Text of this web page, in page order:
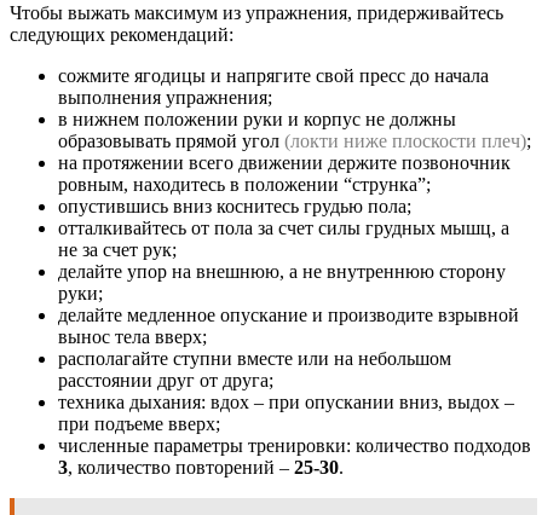
Чтобы выжать максимум из упражнения, придерживайтесь
следующих рекомендаций:
сожмите ягодицы и напрягите свой пресс до начала
выполнения упражнения;
в нижнем положении руки и корпус не должны
образовывать прямой угол (локти ниже плоскости плеч);
на протяжении всего движении держите позвоночник
ровным, находитесь в положении “струнка”;
опустившись вниз коснитесь грудью пола;
отталкивайтесь от пола за счет силы грудных мышц, а
не за счет рук;
делайте упор на внешнюю, а не внутреннюю сторону
руки;
делайте медленное опускание и производите взрывной
вынос тела вверх;
располагайте ступни вместе или на небольшом
расстоянии друг от друга;
техника дыхания: вдох – при опускании вниз, выдох –
при подъеме вверх;
численные параметры тренировки: количество подходов
3, количество повторений – 25-30.